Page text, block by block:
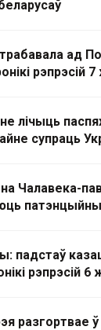
ад
рэпрэсій 7
лічыць
супраць
Чалавека-
падстаў
рэпрэсій 6
разгортвае